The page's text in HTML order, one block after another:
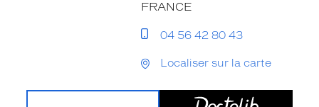
FRANCE
04 56 42 80 43
Localiser sur la carte